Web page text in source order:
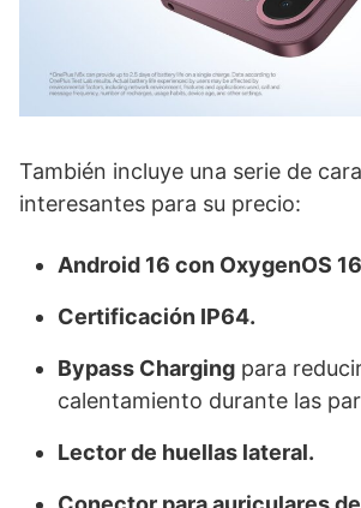
También incluye una serie de
interesantes para su precio:
Android 16 con OxygenOS
Certificación IP64.
Bypass Charging para
calentamiento durante las
Lector de huellas lateral.